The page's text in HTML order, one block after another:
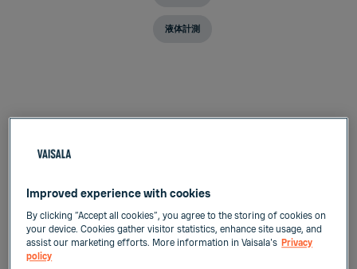
液体計測
Webセミナー「化学プラント等
ソリューション～導入事例をご
紹介」
このWebセミナーでは、屈折率計を使用した一般的な化学
Improved experience with cookies
By clicking “Accept all cookies”, you agree to the storing of cookies on
your device. Cookies gather visitor statistics, enhance site usage, and
assist our marketing efforts. More information in Vaisala's Privacy
policy